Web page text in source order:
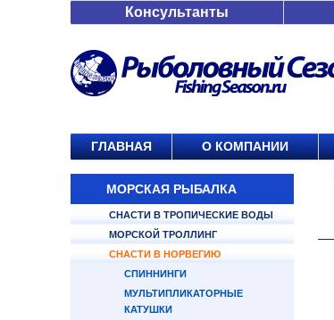
Консультанты
ГЛАВНАЯ О КОМПАНИИ
МОРСКАЯ РЫБАЛКА
СНАСТИ В ТРОПИЧЕСКИЕ ВОДЫ
МОРСКОЙ ТРОЛЛИНГ
СНАСТИ В НОРВЕГИЮ
СПИННИНГИ
МУЛЬТИПЛИКАТОРНЫЕ
КАТУШКИ